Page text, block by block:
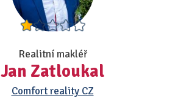
Realitní makléř
Jan Zatloukal
Comfort reality CZ